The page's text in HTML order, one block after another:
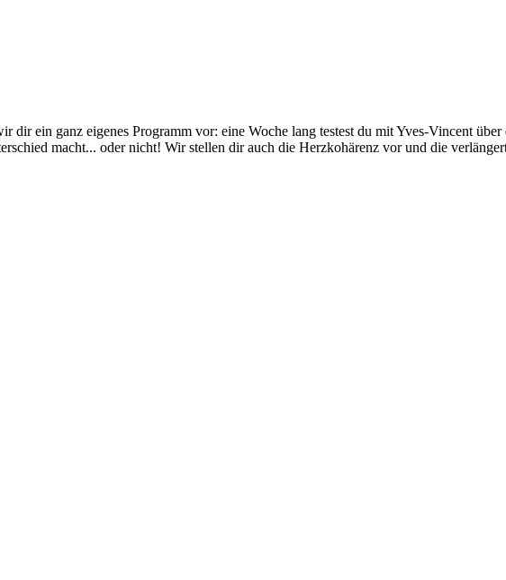
dir ein ganz eigenes Programm vor: eine Woche lang testest du mit Yves-Vincent
macht... oder nicht! Wir stellen dir auch die Herzkohärenz vor und die